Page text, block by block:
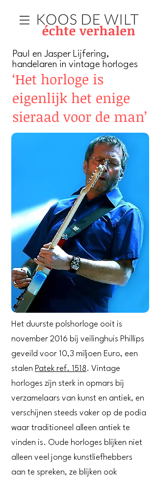
Paul en Jasper Lijfering,
handelaren in vintage horloges
‘Het horloge is
eigenlijk het enige
sieraad voor de man’
Het duurste polshorloge ooit is
november 2016 bij veilinghuis Phillips
geveild voor 10,3 miljoen Euro, een
stalen Patek ref. 1518. Vintage
horloges zijn sterk in opmars bij
verzamelaars van kunst en antiek, en
verschijnen steeds vaker op de podia
waar traditioneel alleen antiek te
vinden is. Oude horloges blijken niet
alleen veel jonge kunstliefhebbers
aan te spreken, ze blijken ook